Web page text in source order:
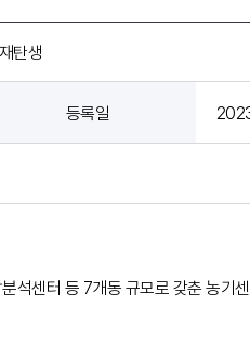
탄생
등록일
센터 등 7개동 규모로 갖춘 농기